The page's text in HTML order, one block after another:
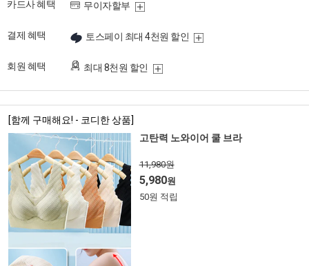
카드사 혜택 무이자할부
결제 혜택 토스페이 최대 4천원 할인
회원 혜택 최대 8천원 할인
[함께 구매해요! - 코디한 상품]
고탄력 노와이어 쿨 브라
11,980원
5,980원
50원 적립